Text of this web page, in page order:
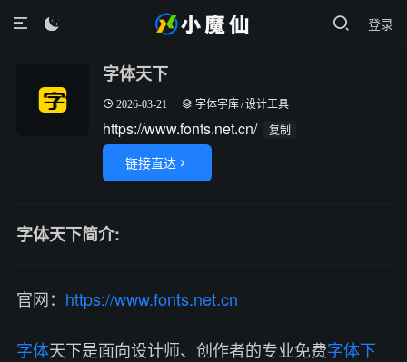
登录

字体天下
2026-03-21 字体字库/设计工具
https://www.fonts.net.cn/ 复制
链接直达 
字体天下简介:
官网： https://www.fonts.net.cn
字体天下是面向设计师、创作者的专业免费字体下